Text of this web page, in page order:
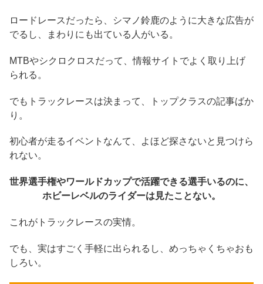
ロードレースだったら、シマノ鈴鹿のように大きな広告が
でるし、まわりにも出ている人がいる。
MTBやシクロクロスだって、情報サイトでよく取り上げ
られる。
でもトラックレースは決まって、トップクラスの記事ばか
り。
初心者が走るイベントなんて、よほど探さないと見つけら
れない。
世界選手権やワールドカップで活躍できる選手いるのに、
ホビーレベルのライダーは見たことない。
これがトラックレースの実情。
でも、実はすごく手軽に出られるし、めっちゃくちゃおも
しろい。